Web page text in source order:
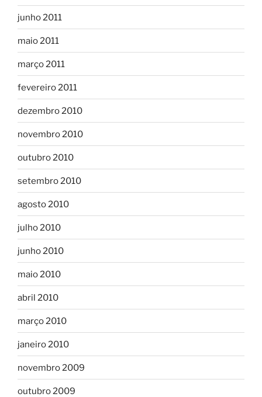
junho 2011
maio 2011
março 2011
fevereiro 2011
dezembro 2010
novembro 2010
outubro 2010
setembro 2010
agosto 2010
julho 2010
junho 2010
maio 2010
abril 2010
março 2010
janeiro 2010
novembro 2009
outubro 2009